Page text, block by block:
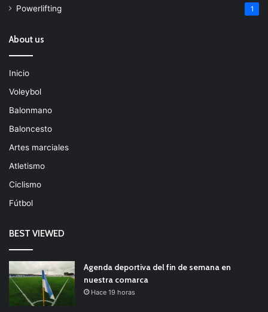
Powerlifting 1
About us
Inicio
Voleybol
Balonmano
Baloncesto
Artes marciales
Atletismo
Ciclismo
Fútbol
BEST VIEWED
Agenda deportiva del fin de semana en
nuestra comarca
Hace 19 horas